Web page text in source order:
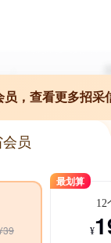
员，查看更多招采
员
最划算
12
¥